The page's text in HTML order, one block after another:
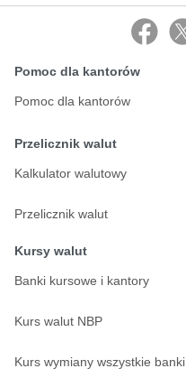
Pomoc dla kantorów
Pomoc dla kantorów
Przelicznik walut
Kalkulator walutowy
Przelicznik walut
Kursy walut
Banki kursowe i kantory
Kurs walut NBP
Kurs wymiany wszystkie banki